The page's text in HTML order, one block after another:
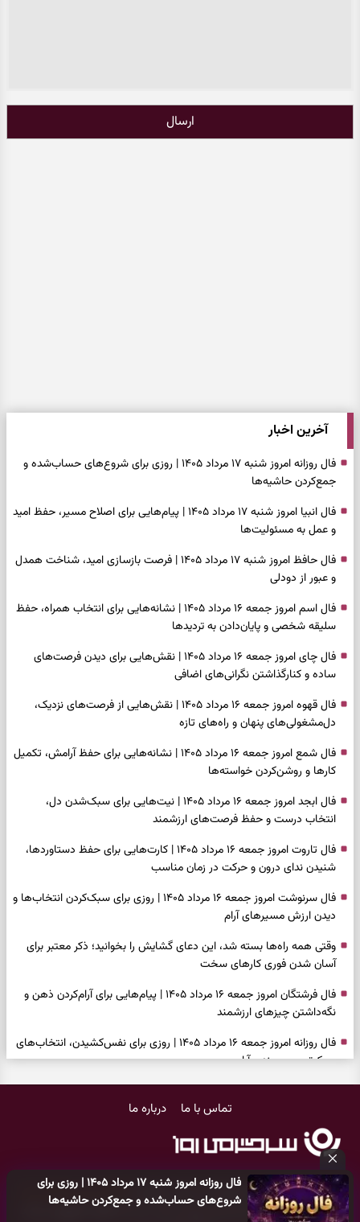
فال روزانه امروز شنبه ۱۷ مرداد ۱۴۰۵ | روزی برای
شروع‌های حساب‌شده و جمع‌کردن حاشیه‌ها
ارسال
آخرین اخبار
فال روزانه امروز شنبه ۱۷ مرداد ۱۴۰۵ | روزی برای شروع‌های حساب‌شده و
جمع‌کردن حاشیه‌ها
فال انبیا امروز شنبه ۱۷ مرداد ۱۴۰۵ | پیام‌هایی برای اصلاح مسیر، حفظ امید
و عمل به مسئولیت‌ها
فال حافظ امروز شنبه ۱۷ مرداد ۱۴۰۵ | فرصت بازسازی امید، شناخت همدل
و عبور از دودلی
فال اسم امروز جمعه ۱۶ مرداد ۱۴۰۵ | نشانه‌هایی برای انتخاب همراه، حفظ
سلیقه شخصی و پایان‌دادن به تردیدها
فال چای امروز جمعه ۱۶ مرداد ۱۴۰۵ | نقش‌هایی برای دیدن فرصت‌های
ساده و کنارگذاشتن نگرانی‌های اضافی
فال قهوه امروز جمعه ۱۶ مرداد ۱۴۰۵ | نقش‌هایی از فرصت‌های نزدیک،
دل‌مشغولی‌های پنهان و راه‌های تازه
فال شمع امروز جمعه ۱۶ مرداد ۱۴۰۵ | نشانه‌هایی برای حفظ آرامش، تکمیل
کارها و روشن‌کردن خواسته‌ها
فال ابجد امروز جمعه ۱۶ مرداد ۱۴۰۵ | نیت‌هایی برای سبک‌شدن دل،
انتخاب درست و حفظ فرصت‌های ارزشمند
فال تاروت امروز جمعه ۱۶ مرداد ۱۴۰۵ | کارت‌هایی برای حفظ دستاوردها،
شنیدن ندای درون و حرکت در زمان مناسب
فال سرنوشت امروز جمعه ۱۶ مرداد ۱۴۰۵ | روزی برای سبک‌کردن انتخاب‌ها و
دیدن ارزش مسیرهای آرام
وقتی همه راه‌ها بسته شد، این دعای گشایش را بخوانید؛ ذکر معتبر برای
آسان شدن فوری کارهای سخت
فال فرشتگان امروز جمعه ۱۶ مرداد ۱۴۰۵ | پیام‌هایی برای آرام‌کردن ذهن و
نگه‌داشتن چیزهای ارزشمند
فال روزانه امروز جمعه ۱۶ مرداد ۱۴۰۵ | روزی برای نفس‌کشیدن، انتخاب‌های
سبک‌تر و جمع‌بندی آرام
سنجیده و رهاشدن از انتظارهای بی‌نتیجه
طرز تهیه کوکو سبزی مجلسی | سبز، خوش‌عطر و برش‌خورده
تماس با ما درباره ما
کلیه حقوق مادی و معنوی این سایت متعلق بهپایگاه خبری سرگرمی روز
می‌باشد و هر گونه کپی‌برداری توسط دیگر سایت‌ها اکیدا ممنوع